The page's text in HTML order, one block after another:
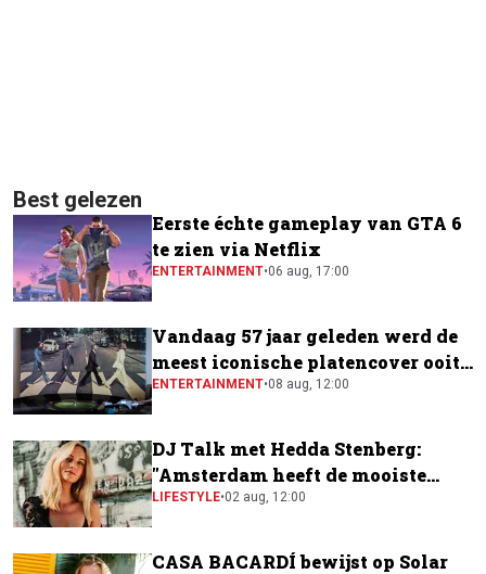
Best gelezen
Eerste échte gameplay van GTA 6
te zien via Netflix
ENTERTAINMENT•06 aug, 17:00
Vandaag 57 jaar geleden werd de
meest iconische platencover ooit
gemaakt
ENTERTAINMENT•08 aug, 12:00
DJ Talk met Hedda Stenberg:
"Amsterdam heeft de mooiste
festivalscene van Europa"
LIFESTYLE•02 aug, 12:00
CASA BACARDÍ bewijst op Solar